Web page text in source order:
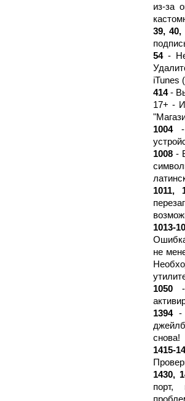
из-за
39, 40,
54-
iTunes
414- Вы
17+ -
1004-
1008 -
1011,
1013-
не
1050 -
1394-
снова!
1415-
1430,
порт,